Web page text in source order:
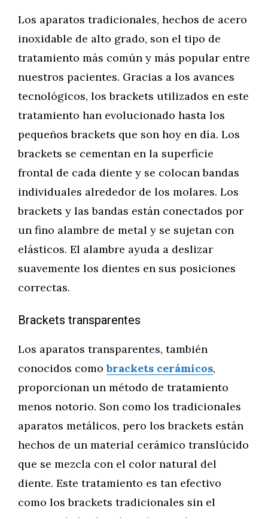
Los aparatos tradicionales, hechos de acero
inoxidable de alto grado, son el tipo de
tratamiento más común y más popular entre
nuestros pacientes. Gracias a los avances
tecnológicos, los brackets utilizados en este
tratamiento han evolucionado hasta los
pequeños brackets que son hoy en día. Los
brackets se cementan en la superficie
frontal de cada diente y se colocan bandas
individuales alrededor de los molares. Los
brackets y las bandas están conectados por
un fino alambre de metal y se sujetan con
elásticos. El alambre ayuda a deslizar
suavemente los dientes en sus posiciones
correctas.
Brackets transparentes
Los aparatos transparentes, también
conocidos comobrackets cerámicos,
proporcionan un método de tratamiento
menos notorio. Son como los tradicionales
aparatos metálicos, pero los brackets están
hechos de un material cerámico translúcido
que se mezcla con el color natural del
diente. Este tratamiento es tan efectivo
como los brackets tradicionales sin el